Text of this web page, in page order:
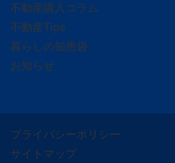
不動産購入コラム
不動産Tips
暮らしの知恵袋
お知らせ
プライバシーポリシー
サイトマップ